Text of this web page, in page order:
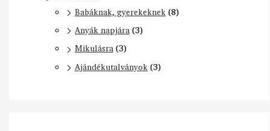
Babáknak, gyerekeknek(8)
Anyák napjára(3)
Mikulásra(3)
Ajándékutalványok(3)